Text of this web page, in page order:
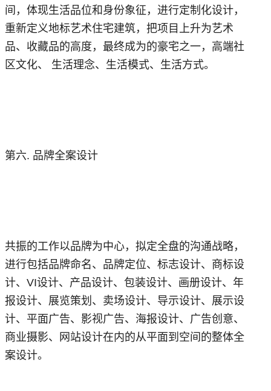
间，体现生活品位和身份象征，进行定制化设计，
重新定义地标艺术住宅建筑，把项目上升为艺术
品、收藏品的高度，最终成为的豪宅之一，高端社
区文化、 生活理念、生活模式、生活方式。
第六. 品牌全案设计
共振的工作以品牌为中心，拟定全盘的沟通战略，
进行包括品牌命名、品牌定位、标志设计、商标设
计、VI设计、产品设计、包装设计、画册设计、年
报设计、展览策划、卖场设计、导示设计、展示设
计、平面广告、影视广告、海报设计、广告创意、
商业摄影、网站设计在内的从平面到空间的整体全
案设计。